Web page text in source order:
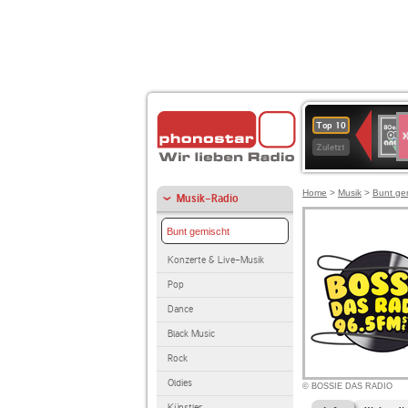
Top 10
Zuletzt
80er
90er
Musik-Radio
Bunt gemischt
Konzerte & Live-Musik
Pop
Dance
Black Music
Rock
Oldies
Home > Musik > Bunt
© BOSSIE DAS RADIO